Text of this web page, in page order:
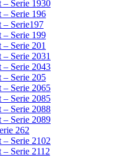
– Serie 1930
– Serie 196
– Serie197
– Serie 199
Serie 201
Serie 2031
– Serie 2043
– Serie 205
– Serie 2065
– Serie 2085
– Serie 2088
– Serie 2089
262
– Serie 2102
Serie 2112